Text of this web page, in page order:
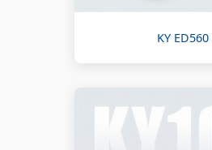
KY ED560